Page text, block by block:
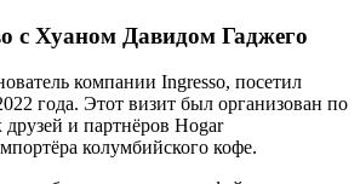
с Хуаном Давидом Гаджего
компании Ingresso, посетил
года. Этот визит был организован по
и партнёров Hogar
колумбийского кофе.